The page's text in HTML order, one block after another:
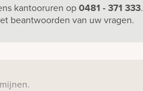
kantooruren op0481 - 371 333.
beantwoorden van uw vragen.